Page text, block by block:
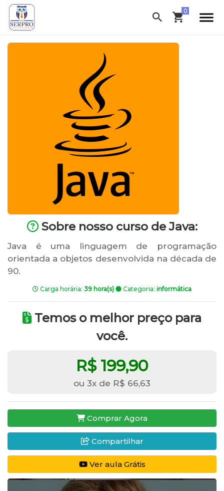
Sobre nosso curso de Java:
Java é uma linguagem de programação
orientada a objetos desenvolvida na década de
90.
Carga horária: 39 hora(s) Categoria: informática
Temos o melhor preço para
você.
R$ 199,90
ou 3x de R$ 66,63
Comprar Agora
Compartilhar
Ver aula Grátis